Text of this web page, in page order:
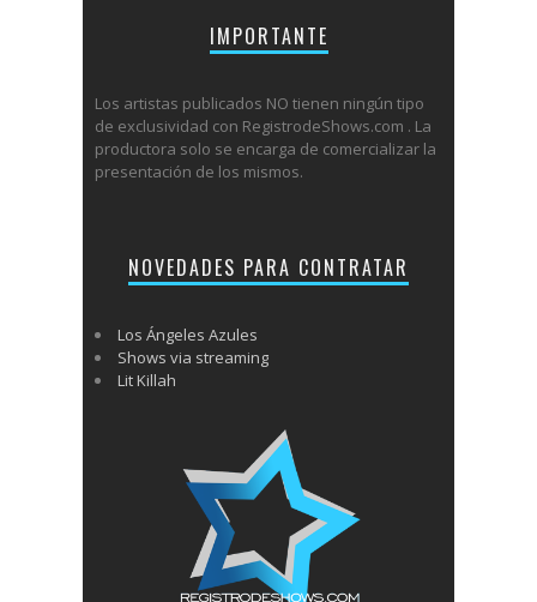
IMPORTANTE
Los artistas publicados NO tienen ningún tipo
de exclusividad con RegistrodeShows.com . La
productora solo se encarga de comercializar la
presentación de los mismos.
NOVEDADES PARA CONTRATAR
Los Ángeles Azules
Shows via streaming
Lit Killah